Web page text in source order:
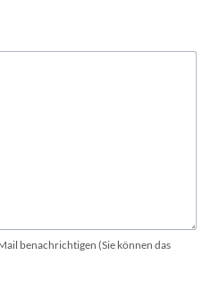
benachrichtigen (Sie können das